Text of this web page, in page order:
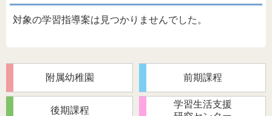
対象の学習指導案は見つかりませんでした。
附属幼稚園 前期課程
後期課程
学習生活支援